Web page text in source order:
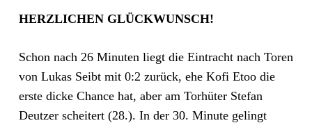
HERZLICHEN GLÜCKWUNSCH!
Schon nach 26 Minuten liegt die Eintracht nach Toren
von Lukas Seibt mit 0:2 zurück, ehe Kofi Etoo die
erste dicke Chance hat, aber am Torhüter Stefan
Deutzer scheitert (28.). In der 30. Minute gelingt